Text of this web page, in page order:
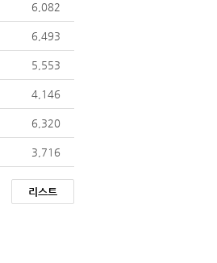
6,082
6,493
5,553
4,146
6,320
3,716
리스트